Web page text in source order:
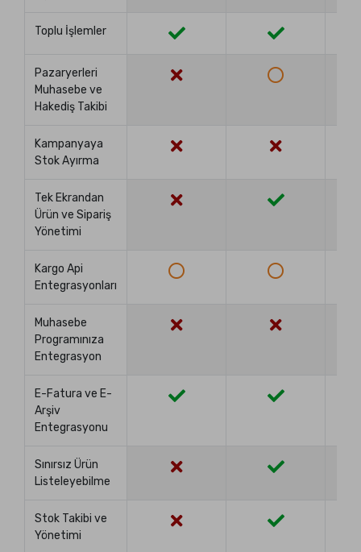
Toplu İşlemler
Pazaryerleri
Muhasebe ve
Hakediş Takibi
Kampanyaya
Stok Ayırma
Tek Ekrandan
Ürün ve Sipariş
Yönetimi
Kargo Api
Entegrasyonları
Muhasebe
Programınıza
Entegrasyon
E-Fatura ve E-
Arşiv
Entegrasyonu
Sınırsız Ürün
Listeleyebilme
Stok Takibi ve
Yönetimi